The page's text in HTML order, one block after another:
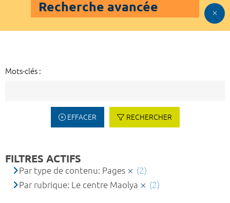
Recherche avancée
Mots-clés :
EFFACER RECHERCHER
FILTRES ACTIFS
Par type de contenu: Pages
(2)
Par rubrique: Le centre Maolya
(2)